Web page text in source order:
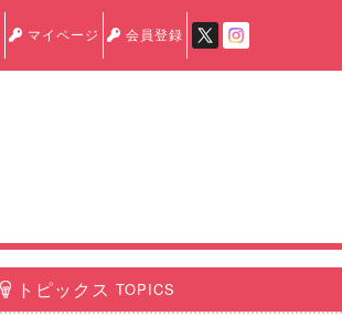
マイページ 会員登録
トピックス TOPICS